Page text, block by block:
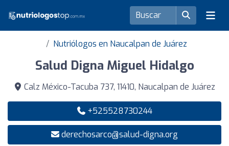
Nutriólogos en Naucalpan de Juárez
Salud Digna Miguel Hidalgo
Calz México-Tacuba 737, 11410, Naucalpan de Juárez
+525528730244
derechosarco@salud-digna.org